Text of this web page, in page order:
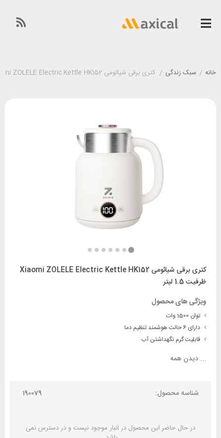
خانه / سبک زندگی / کتری برقی شیائومی Xiaomi ZOLELE Electric Kettle HK152 ظرفیت 1.5 لیتر
کتری برقی شیائومی Xiaomi ZOLELE Electric Kettle HK152
ظرفیت 1.5 لیتر
ویژگی های محصول
توان 1500 وات
دارای 6 حالت هوشمند تنظیم دما
قابلیت گرم نگهداشتن آب
... دیدن همه
شناسه محصول: 190079
در حال حاضر این محصول در انبار موجود نیست و در دسترس نمی